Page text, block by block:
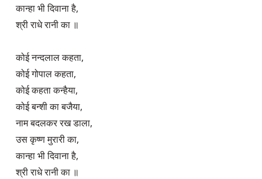
कान्हा भी दिवाना है,
श्री राधे रानी का ॥
कोई नन्दलाल कहता,
कोई गोपाल कहता,
कोई कहता कन्हैया,
कोई बन्शी का बजैया,
नाम बदलकर रख डाला,
उस कृष्ण मुरारी का,
कान्हा भी दिवाना है,
श्री राधे रानी का ॥